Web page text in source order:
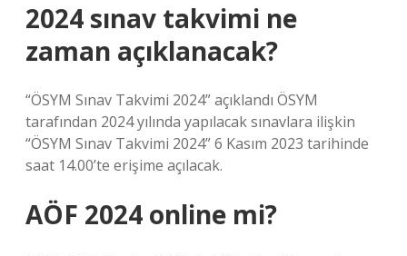
2024 sınav takvimi ne
zaman açıklanacak?
“ÖSYM Sınav Takvimi 2024” açıklandı ÖSYM
tarafından 2024 yılında yapılacak sınavlara ilişkin
“ÖSYM Sınav Takvimi 2024” 6 Kasım 2023 tarihinde
saat 14.00’te erişime açılacak.
AÖF 2024 online mi?